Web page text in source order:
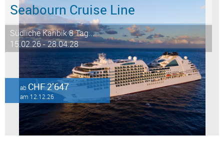
Seabourn Cruise Line
Südliche Karibik 8 Tag...
15.02.26 - 28.04.28
ab CHF 2’647
am 12.12.26